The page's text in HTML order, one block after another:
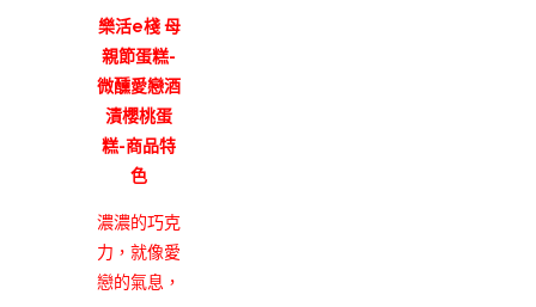
樂活e棧 母
親節蛋糕-
微醺愛戀酒
漬櫻桃蛋
糕-商品特
色
濃濃的巧克
力，就像愛
戀的氣息，